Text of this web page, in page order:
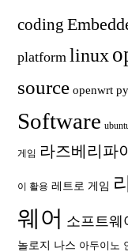
coding
platform linux
source openwrt
Software
게임 라즈베리파이
이 활용 레트로 게임
웨어 소프트웨
놀로지 나스 아두이노